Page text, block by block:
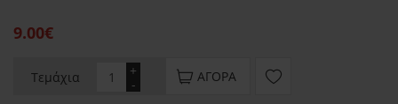
9.00€
Τεμάχια -
+ ΑΓΟΡΆ